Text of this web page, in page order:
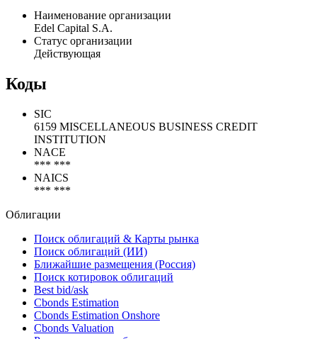
Общая информация
Наименование организации
Статус организации
Коды
SIC
6159 MISCELLANEOUS BUSINESS CREDIT
INSTITUTION
*** ***
*** ***
Облигации
Поиск облигаций & Карты рынка
Поиск облигаций (ИИ)
Ближайшие размещения (Россия)
Поиск котировок облигаций